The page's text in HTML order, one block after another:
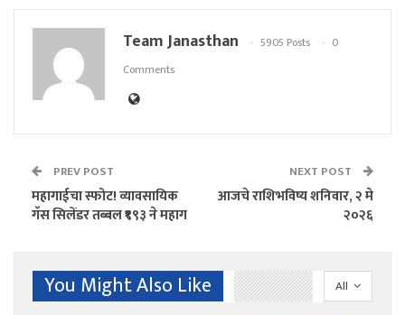
Team Janasthan 5905 Posts
0
Comments
PREV POST
महागाईचा स्फोट! व्यावसायिक
गॅस सिलेंडर तब्बल ₹९९३ ने महाग
NEXT POST
आजचे राशिभविष्य शनिवार, २ मे
२०२६
All
You Might Also Like